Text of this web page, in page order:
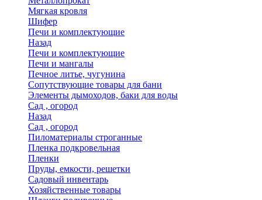
Мягкая кровля
Шифер
Печи и комплектующие
Назад
Печи и комплектующие
Печи и мангалы
Печное литье, чугунина
Сопутствующие товары для бани
Элементы дымоходов, баки для воды
Сад , огород
Назад
Сад , огород
Пиломатериалы строганные
Пленка подкровельная
Пленки
Пруды, емкости, решетки
Садовый инвентарь
Хозяйственные товары